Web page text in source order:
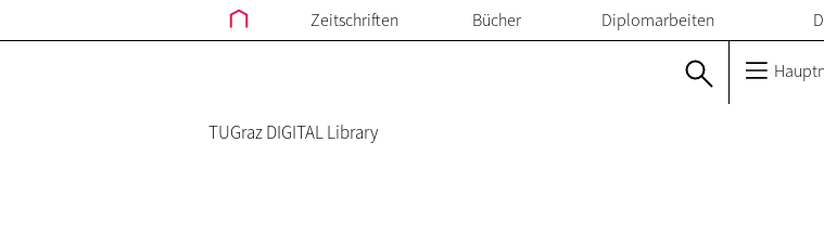
Zeitschriften Bücher Diplomarbeiten
TUGraz DIGITAL Library